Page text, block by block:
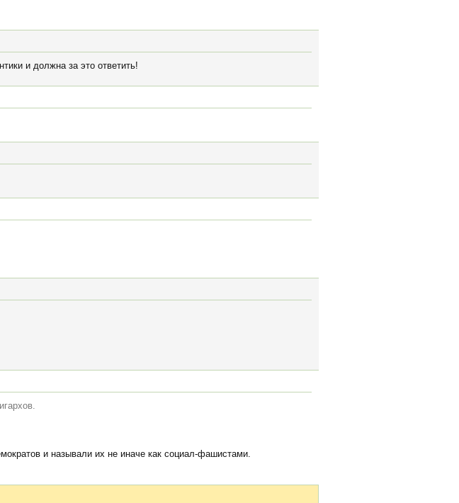
и должна за это ответить!
и называли их не иначе как социал-фашистами.